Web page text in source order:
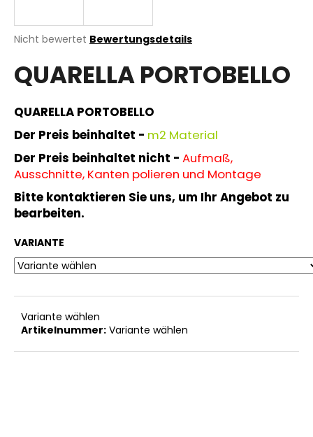
Die
Produktbewertung
ist
von
5
Sternen.
Nicht bewertet Bewertungsdetails
QUARELLA PORTOBELLO
QUARELLA PORTOBELLO
Der Preis beinhaltet - m2 Material
Der Preis beinhaltet nicht - Aufmaß,
Ausschnitte, Kanten polieren und Montage
Bitte kontaktieren Sie uns, um Ihr Angebot zu
bearbeiten.
VARIANTE
Variante wählen
Artikelnummer: Variante wählen
W
i
r
e
m
p
f
e
h
l
e